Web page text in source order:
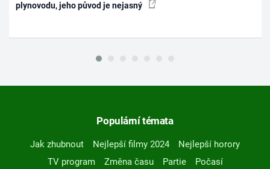
plynovodu, jeho původ je nejasný
Populární témata
Jak zhubnout Nejlepší filmy 2024
Nejlepší horory
TV program
Změna času Partie
Počasí